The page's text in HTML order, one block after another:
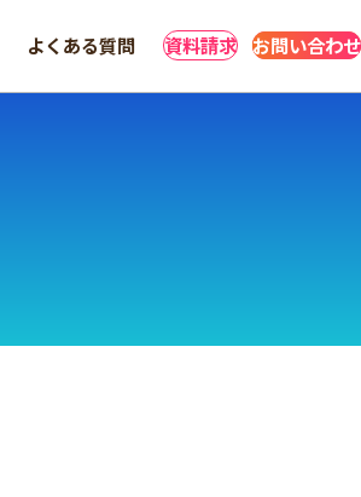
よくある質問 資料請求 お問い合わせ